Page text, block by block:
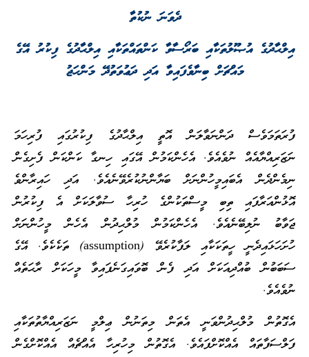
ދެވަނަ ނުކުތާ
އިލްޙާދުގެ އުޞޫލުތަކާއި ބަރޯސާވާ ކަންތައްތަކާއި އިލްޙާދުގެ ފިކުރު އޭގެ
މައްޗަށް ބިނާވެފައިވާ އަދި ދަޢުވަތުދޭ މަންހަޖު
ފުރަތަމަވެސް ދަންނަވާލަން އޮތީ އިލްޙާދުގެ ފިކުރުގައި ފުރިހަމަ
ނަޒަރިއްޔާއެއް ނުވެއެވެ. އެހެންކަމުން އޭގައި ހިނގާ ކަންކަން ފެށިގެން
ނިމެންދެން އެބައިމީހުންނަށް ބަޔާންނުކުރެވޭނެއެވެ. އަދި ހައިރާންވެ
އޮޅުންއަރާފައި ތިބި މީސްތަކުންގެ ހުރިހާ ސުވާލަކަށް އެ ފިކުރުން
ޖަވާބު ނުލިބޭނެއެވެ. އެހެންކަމުން މުލްޙިދުން އެހެން މީހުންނަށް
ހުށަހަޅައިދެނީ ހީތަކަކާއި ލަފާކުރެވޭ (assumption) ތަކެކެވެ. އޭގެ
ސަބަބުން ބުއްދިއަކަށް އަދި ފެން ބޮވައިގަނެފައިވާ މީހަކަށް ރާޙަތެއް
ނުވެއެވެ.
އެގޮތުން މުލްޙިދުންވަނީ އެތަން މިތަނުން ޢިލްމީ ނަޒަރިއްޔާތުތަކާއި
ފަލްސަފާތައް އެއްކޮށްފައެވެ. އެގޮތުން މިހުރިހާ އެއްޗެއް އެއްކޮށްގެން